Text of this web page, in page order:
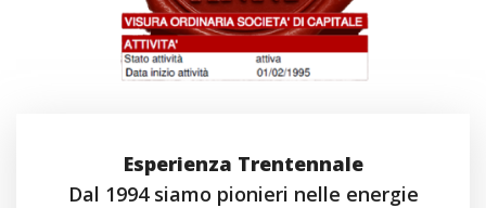
Esperienza Trentennale
Dal 1994 siamo pionieri nelle energie